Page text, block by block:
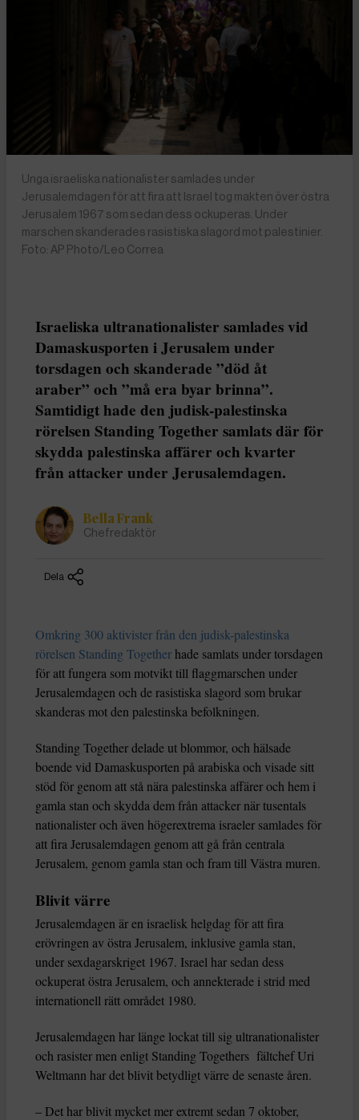
Unga israeliska nationalister samlades under
Jerusalemdagen för att fira att Israel tog makten över östra
Jerusalem 1967 som sedan dess ockuperas. Under
marschen skanderades rasistiska slagord mot palestinier.
Foto: AP Photo/Leo Correa
Israeliska ultranationalister samlades vid
Damaskusporten i Jerusalem under
torsdagen och skanderade ”död åt
araber” och ”må era byar brinna”.
Samtidigt hade den judisk-palestinska
rörelsen Standing Together samlats där för
skydda palestinska affärer och kvarter
från attacker under Jerusalemdagen.
Bella Frank
Chefredaktör
Dela
Omkring 300 aktivister från den judisk-palestinska
rörelsen Standing Together hade samlats under torsdagen
för att fungera som motvikt till flaggmarschen under
Jerusalemdagen och de rasistiska slagord som brukar
skanderas mot den palestinska befolkningen.
Standing Together delade ut blommor, och hälsade
boende vid Damaskusporten på arabiska och visade sitt
stöd för genom att stå nära palestinska affärer och hem i
gamla stan och skydda dem från attacker när tusentals
nationalister och även högerextrema israeler samlades för
att fira Jerusalemdagen genom att gå från centrala
Jerusalem, genom gamla stan och fram till Västra muren.
Blivit värre
Jerusalemdagen är en israelisk helgdag för att fira
erövringen av östra Jerusalem, inklusive gamla stan,
under sexdagarskriget 1967. Israel har sedan dess
ockuperat östra Jerusalem, och annekterade i strid med
internationell rätt området 1980.
Jerusalemdagen har länge lockat till sig ultranationalister
och rasister men enligt Standing Togethers fältchef Uri
Weltmann har det blivit betydligt värre de senaste åren.
– Det har blivit mycket mer extremt sedan 7 oktober,